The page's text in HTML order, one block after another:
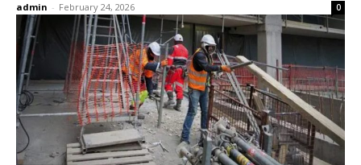
admin - February 24, 2026 0